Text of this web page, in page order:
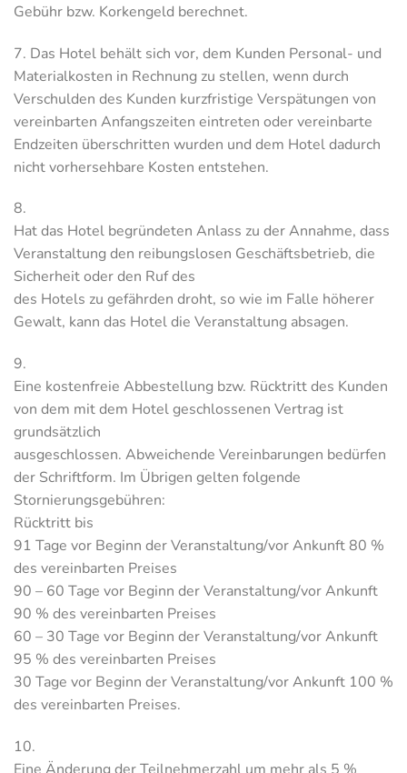
Gebühr bzw. Korkengeld berechnet.
7. Das Hotel behält sich vor, dem Kunden Personal- und
Materialkosten in Rechnung zu stellen, wenn durch
Verschulden des Kunden kurzfristige Verspätungen von
vereinbarten Anfangszeiten eintreten oder vereinbarte
Endzeiten überschritten wurden und dem Hotel dadurch
nicht vorhersehbare Kosten entstehen.
8.
Hat das Hotel begründeten Anlass zu der Annahme, dass
Veranstaltung den reibungslosen Geschäftsbetrieb, die
Sicherheit oder den Ruf des
des Hotels zu gefährden droht, so wie im Falle höherer
Gewalt, kann das Hotel die Veranstaltung absagen.
9.
Eine kostenfreie Abbestellung bzw. Rücktritt des Kunden
von dem mit dem Hotel geschlossenen Vertrag ist
grundsätzlich
ausgeschlossen. Abweichende Vereinbarungen bedürfen
der Schriftform. Im Übrigen gelten folgende
Stornierungsgebühren:
Rücktritt bis
91 Tage vor Beginn der Veranstaltung/vor Ankunft 80 %
des vereinbarten Preises
90 – 60 Tage vor Beginn der Veranstaltung/vor Ankunft
90 % des vereinbarten Preises
60 – 30 Tage vor Beginn der Veranstaltung/vor Ankunft
95 % des vereinbarten Preises
30 Tage vor Beginn der Veranstaltung/vor Ankunft 100 %
des vereinbarten Preises.
10.